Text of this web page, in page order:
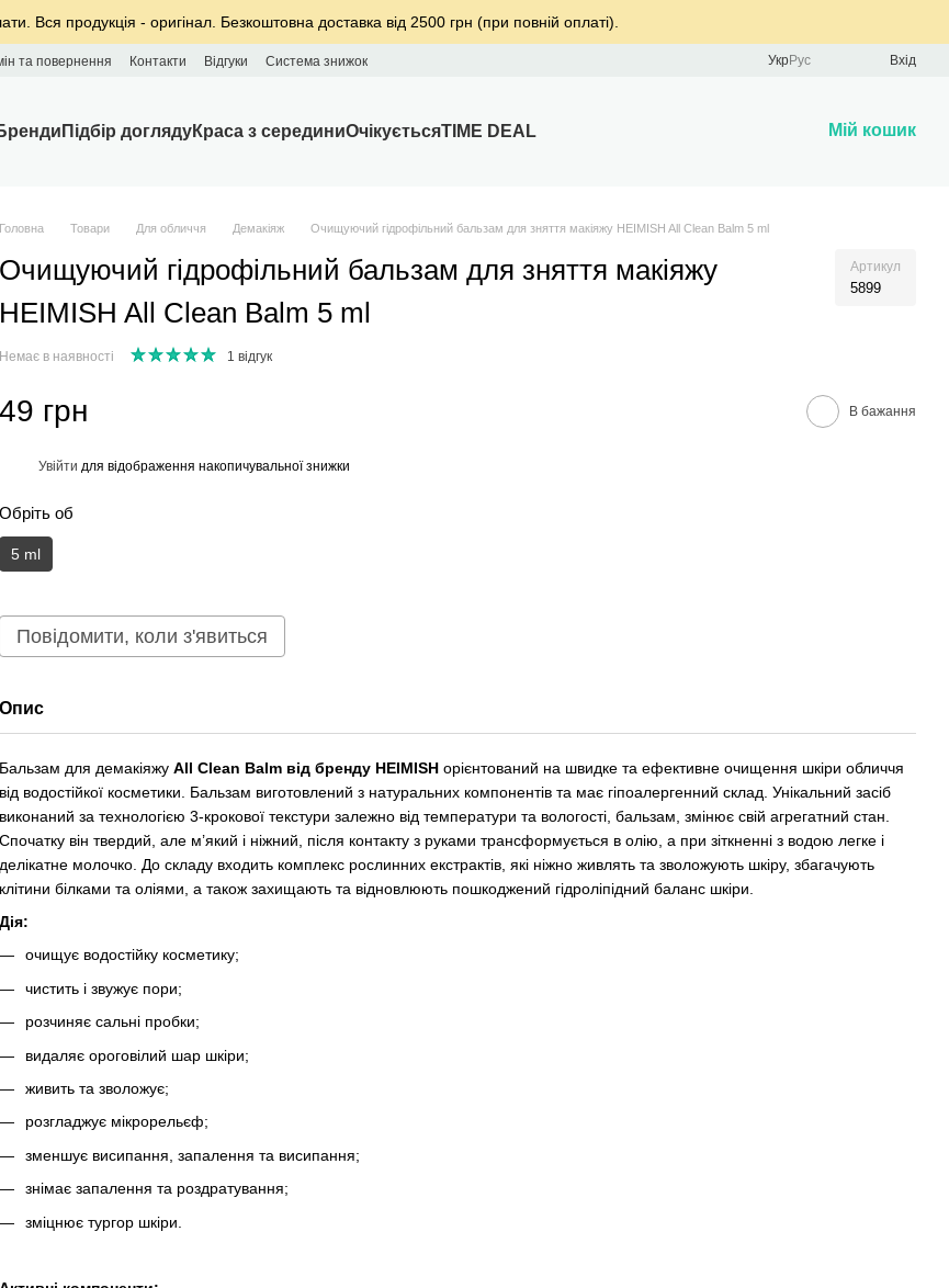
Вся продукція - оригінал. Безкоштовна доставка від 2500 грн (при повній оплаті).
та повернення Контакти Відгуки Система знижок УкрРус Вхід
Підбір доглядуКраса з серединиОчікуєтьсяTIME DEAL Мій кошик
Головна Товари Для обличчя Демакіяж Очищуючий гідрофільний бальзам для зняття макіяжу HEIMISH All Clean Balm 5 ml
Очищуючий гідрофільний бальзам для зняття макіяжу
HEIMISH All Clean Balm 5 ml
Артикул
5899
Немає в наявності 1 відгук
49 грн В бажання
Увійти для відображення накопичувальної знижки
Обріть об
5 ml
Повідомити, коли з'явиться
Опис
Бальзам для демакіяжу All Clean Balm від бренду HEIMISH орієнтований на швидке та ефективне очищення шкіри обличчя
від водостійкої косметики. Бальзам виготовлений з натуральних компонентів та має гіпоалергенний склад. Унікальний засіб
виконаний за технологією 3-крокової текстури залежно від температури та вологості, бальзам, змінює свій агрегатний стан.
Спочатку він твердий, але м’який і ніжний, після контакту з руками трансформується в олію, а при зіткненні з водою легке і
делікатне молочко. До складу входить комплекс рослинних екстрактів, які ніжно живлять та зволожують шкіру, збагачують
клітини білками та оліями, а також захищають та відновлюють пошкоджений гідроліпідний баланс шкіри.
Дія:
очищує водостійку косметику;
чистить і звужує пори;
розчиняє сальні пробки;
видаляє ороговілий шар шкіри;
живить та зволожує;
розгладжує мікрорельєф;
зменшує висипання, запалення та висипання;
знімає запалення та роздратування;
зміцнює тургор шкіри.